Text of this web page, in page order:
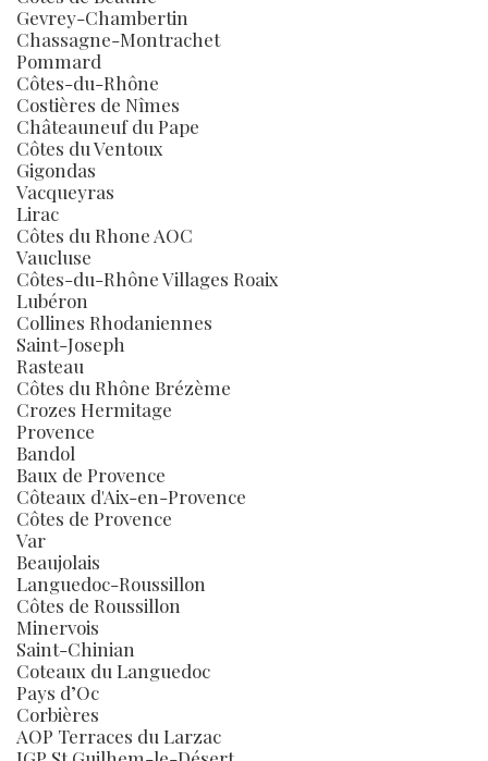
Gevrey-Chambertin
Chassagne-Montrachet
Pommard
Côtes-du-Rhône
Costières de Nîmes
Châteauneuf du Pape
Côtes du Ventoux
Gigondas
Vacqueyras
Lirac
Côtes du Rhone AOC
Vaucluse
Côtes-du-Rhône Villages Roaix
Lubéron
Collines Rhodaniennes
Saint-Joseph
Rasteau
Côtes du Rhône Brézème
Crozes Hermitage
Provence
Bandol
Baux de Provence
Côteaux d'Aix-en-Provence
Côtes de Provence
Var
Beaujolais
Languedoc-Roussillon
Côtes de Roussillon
Minervois
Saint-Chinian
Coteaux du Languedoc
Pays d’Oc
Corbières
AOP Terraces du Larzac